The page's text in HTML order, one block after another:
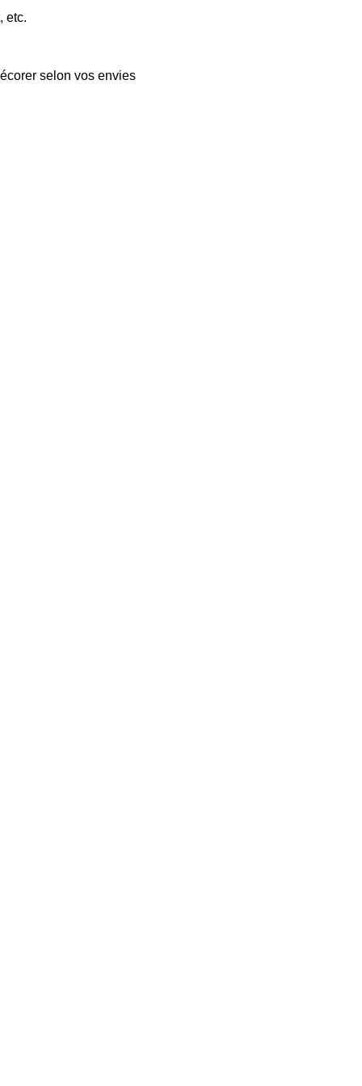
etc.
selon vos envies